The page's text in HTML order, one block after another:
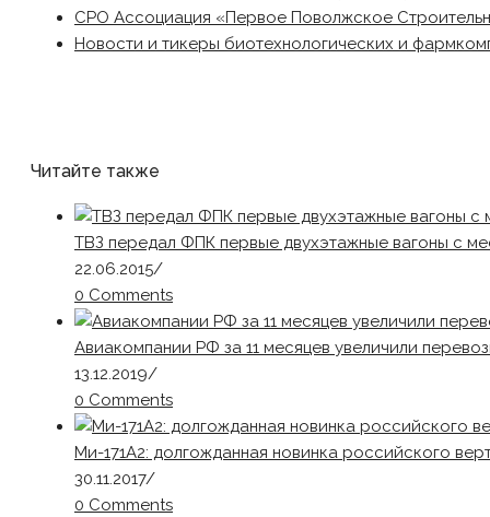
СРО Ассоциация «Первое Поволжское
Новости и тикеры биотехнологических и
Читайте также
ТВЗ передал ФПК первые двухэтажные вагоны с
22.06.2015/
0 Comments
Авиакомпании РФ за 11 месяцев увеличили
13.12.2019/
0 Comments
Ми-171А2: долгожданная новинка российского
30.11.2017/
0 Comments